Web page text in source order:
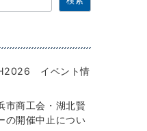
イベント情
市商工会・湖北賢
の開催中止につい